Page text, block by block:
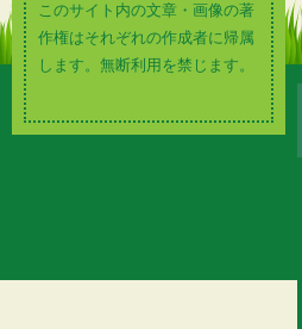
このサイト内の文章・画像の著
作権はそれぞれの作成者に帰属
します。無断利用を禁じます。